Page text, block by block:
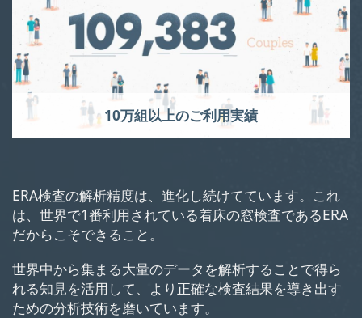
10万組以上のご利用実績
ERA検査の解析精度は、進化し続けてています。 これ
は、世界で1番利用されている着床の窓検査であるERA
だからこそできること。
世界中から集まる大量のデータを解析することで得ら
れる知見を活用して、より正確な検査結果を導き出す
ための分析技術を磨いています。